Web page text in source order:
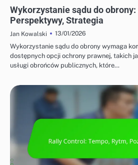
Wykorzystanie sądu do
Perspektywy, Strategia
Jan Kowalski
13/01/2026
Wykorzystanie sądu do obrony wymaga
dostępnych opcji ochrony prawnej, takich
usługi obrońców publicznych, które…